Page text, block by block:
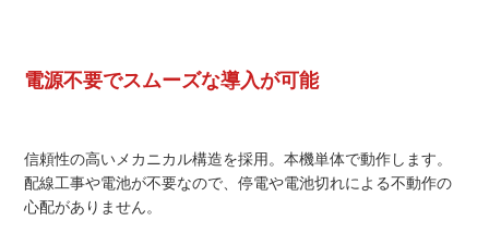
電源不要でスムーズな導入が可能
信頼性の高いメカニカル構造を採用。本機単体で動作します。
配線工事や電池が不要なので、停電や電池切れによる不動作の
心配がありません。